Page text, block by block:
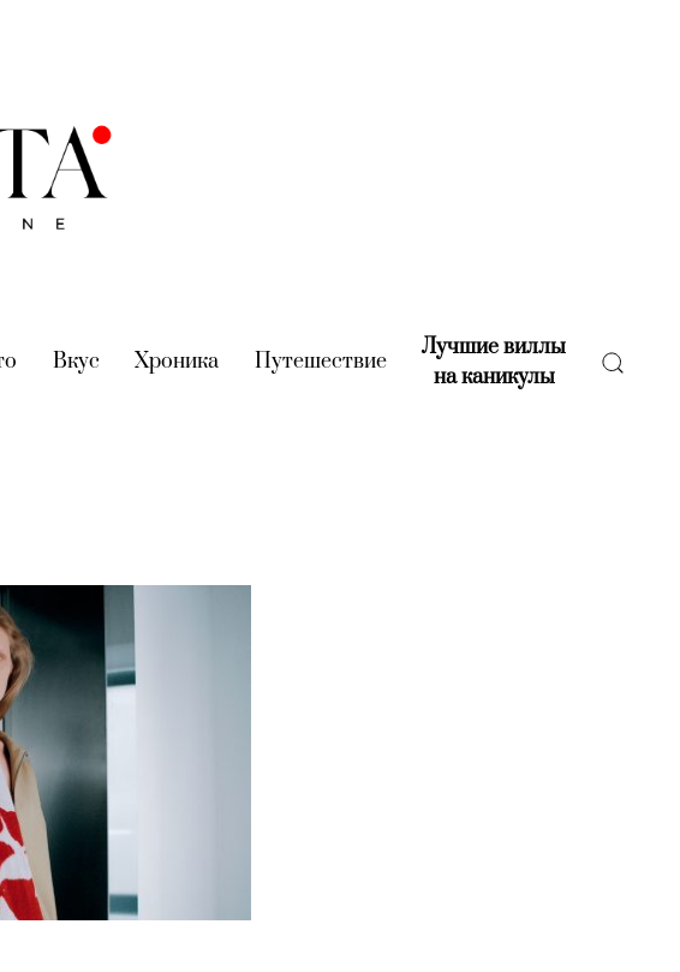
(current)
Вкус (current)
Хроника (current)
Путешествие(current)
Лучшие виллы
на каникулы(current)